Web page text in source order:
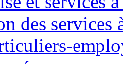
des services